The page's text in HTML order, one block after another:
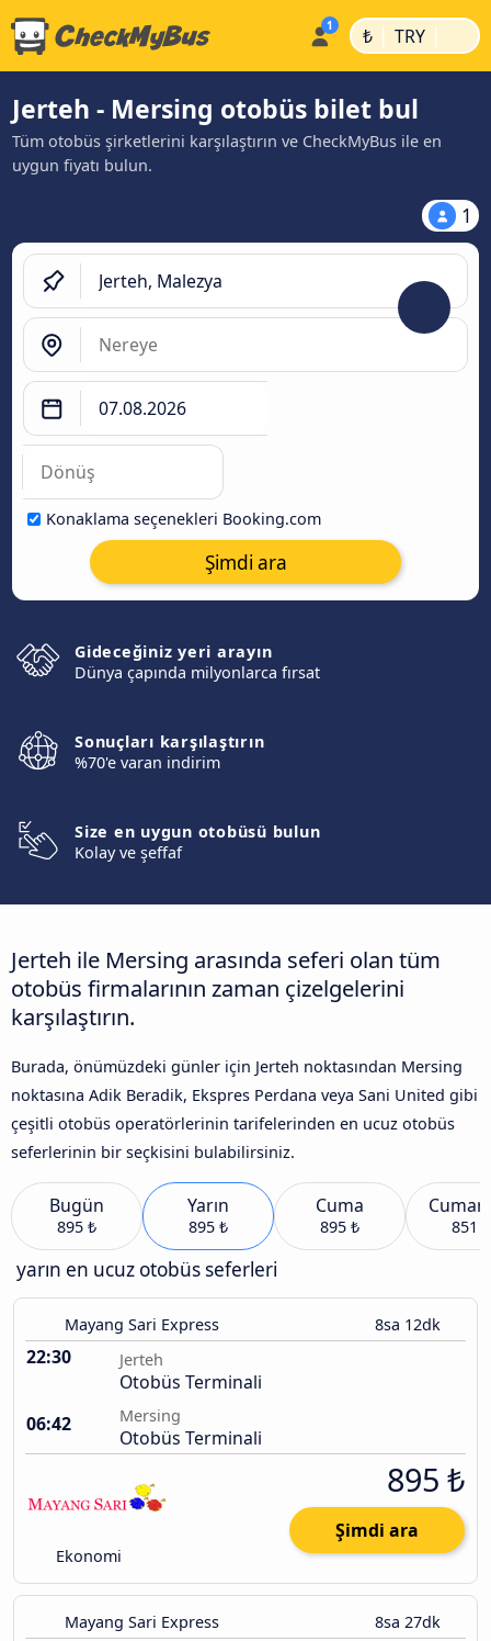
₺ | TRY |
Jerteh - Mersing otobüs bilet bul
Tüm otobüs şirketlerini karşılaştırın ve CheckMyBus ile en
uygun fiyatı bulun.
1
Konaklama seçenekleri Booking.com
Şimdi ara
Gideceğiniz yeri arayın
Dünya çapında milyonlarca fırsat
Sonuçları karşılaştırın
%70'e varan indirim
Size en uygun otobüsü bulun
Kolay ve şeffaf
Jerteh ile Mersing arasında seferi olan tüm
otobüs firmalarının zaman çizelgelerini
karşılaştırın.
Burada, önümüzdeki günler için Jerteh noktasından Mersing
noktasına Adik Beradik, Ekspres Perdana veya Sani United gibi
çeşitli otobüs operatörlerinin tarifelerinden en ucuz otobüs
seferlerinin bir seçkisini bulabilirsiniz.
Bugün
895 ₺
Yarın
895 ₺
Cuma
895 ₺ 851 ₺
yarın en ucuz otobüs seferleri
Mayang Sari Express 8sa 12dk
22:30 Jerteh
Otobüs Terminali
06:42
Mersing
Otobüs Terminali
Ekonomi
895 ₺
Şimdi ara
Mayang Sari Express 8sa 27dk